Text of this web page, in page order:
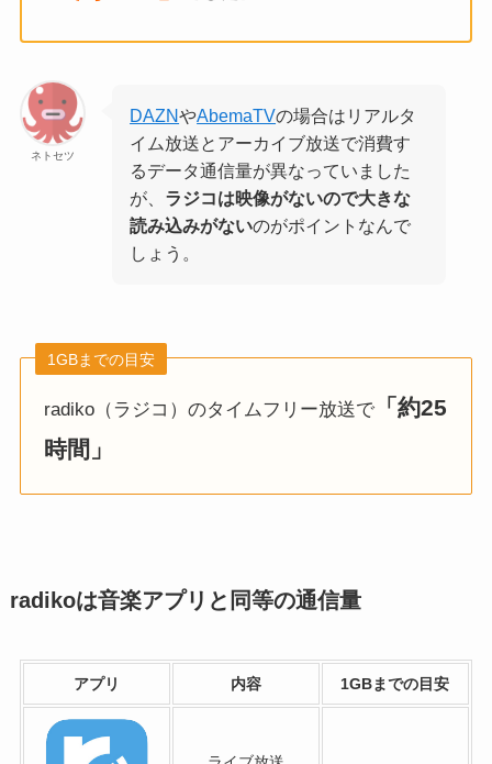
ネトセツ
DAZNやAbemaTVの場合はリアルタ
イム放送とアーカイブ放送で消費す
るデータ通信量が異なっていました
が、 ラジコは映像がないので大きな
読み込みがないのがポイントなんで
しょう。
1GBまでの目安
radiko（ラジコ）のタイムフリー放送で
「約25
時間」
radikoは音楽アプリと同等の通信量
アプリ 内容 1GBまでの目安